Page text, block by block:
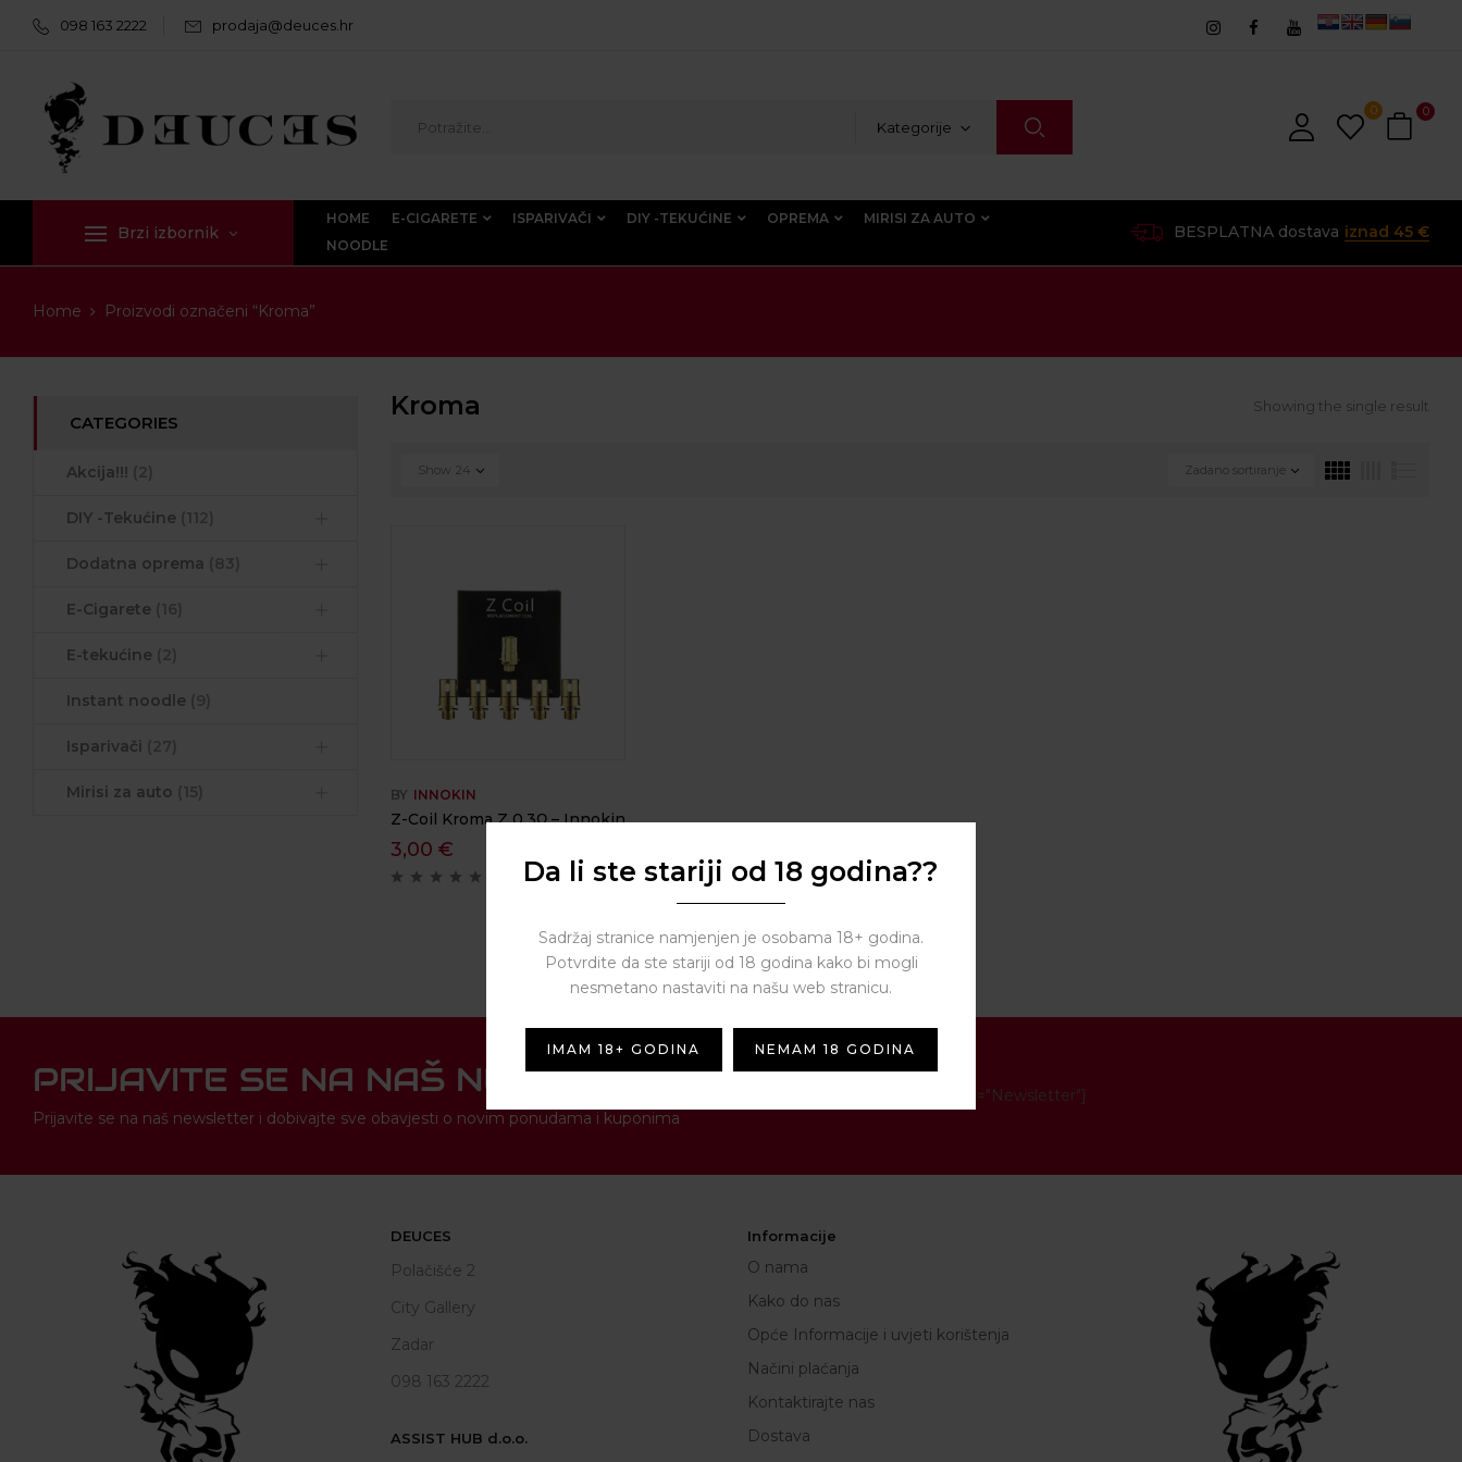
098 163 2222 prodaja@deuces.hr
Kategorije
0 0
Brzi izbornik
HOME E-CIGARETE ISPARIVAČI DIY -TEKUĆINE OPREMA
MIRISI ZA AUTO
NOODLE
BESPLATNA dostava iznad 45 €
Home Proizvodi označeni “Kroma”
CATEGORIES
Akcija!!!
DIY -Tekućine
Dodatna oprema
E-Cigarete
E-tekućine
Instant noodle
Isparivači
Mirisi za auto
Kroma Showing the single result
Zadano sortiranje
Show 24
BY INNOKIN
Z-Coil Kroma Z 0.3Ω – Innokin
3,00 €
( 0 reviews )
PRIJAVITE SE NA NAŠ NEWSLETTER
Prijavite se na naš newsletter i dobivajte sve obavjesti o novim ponudama i kuponima
[contact-form-7 id="1287" title="Newsletter"]
DEUCES
Polačišće 2
City Gallery
Zadar
098 163 2222
ASSIST HUB d.o.o.
Informacije
O nama
Kako do nas
Opće Informacije i uvjeti korištenja
Načini plaćanja
Kontaktirajte nas
Dostava
Da li ste stariji od 18 godina??
Sadržaj stranice namjenjen je osobama 18+ godina.
Potvrdite da ste stariji od 18 godina kako bi mogli
nesmetano nastaviti na našu web stranicu.
IMAM 18+ GODINA NEMAM 18 GODINA